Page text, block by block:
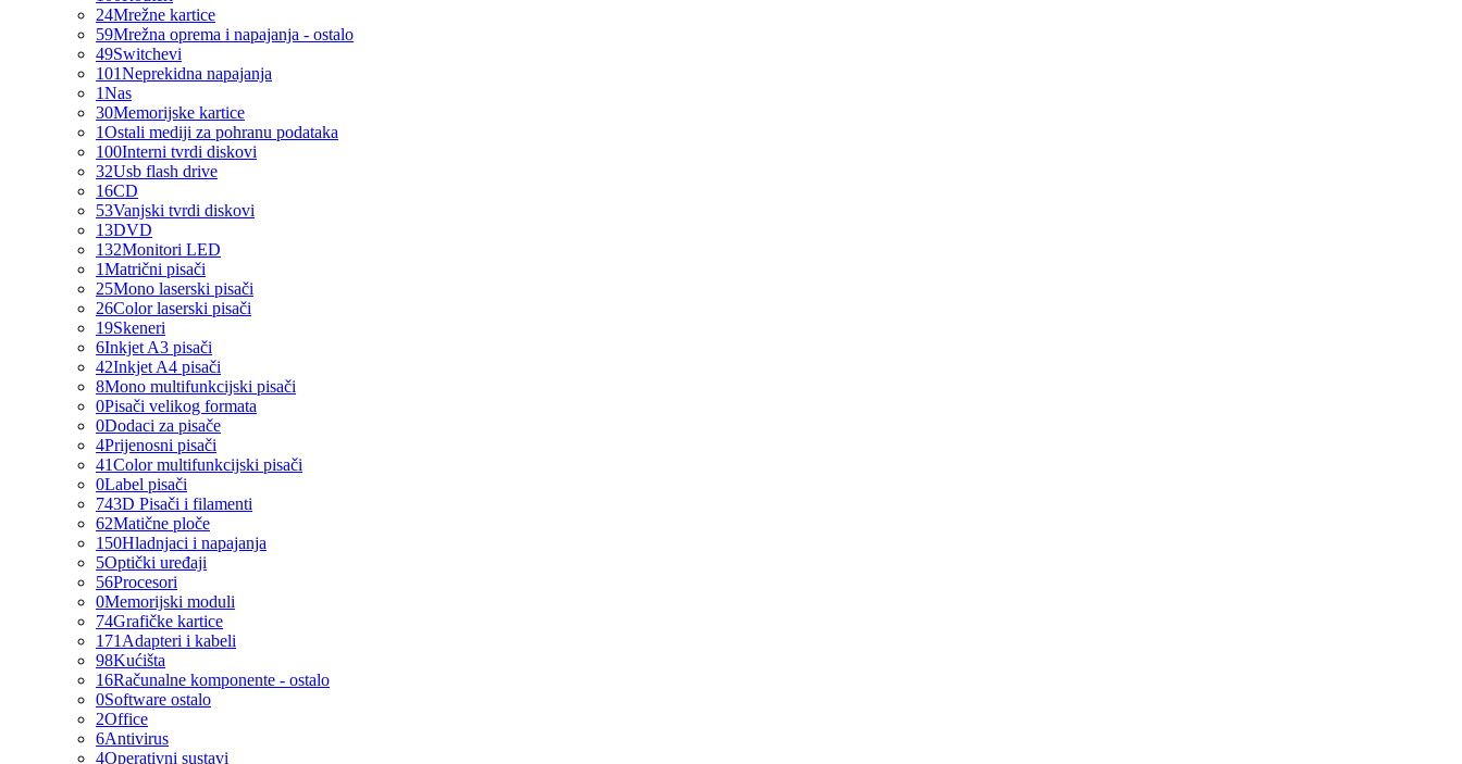
24Mrežne kartice
59Mrežna oprema i napajanja - ostalo
49Switchevi
101Neprekidna napajanja
1Nas
30Memorijske kartice
1Ostali mediji za pohranu podataka
100Interni tvrdi diskovi
32Usb flash drive
16CD
53Vanjski tvrdi diskovi
13DVD
132Monitori LED
1Matrični pisači
25Mono laserski pisači
26Color laserski pisači
19Skeneri
6Inkjet A3 pisači
42Inkjet A4 pisači
8Mono multifunkcijski pisači
0Pisači velikog formata
0Dodaci za pisače
4Prijenosni pisači
41Color multifunkcijski pisači
0Label pisači
743D Pisači i filamenti
62Matične ploče
150Hladnjaci i napajanja
5Optički uređaji
56Procesori
0Memorijski moduli
74Grafičke kartice
171 Adapteri i kabeli
98Kućišta
16Računalne komponente - ostalo
0Software ostalo
2Office
6Antivirus
4Operativni sustavi